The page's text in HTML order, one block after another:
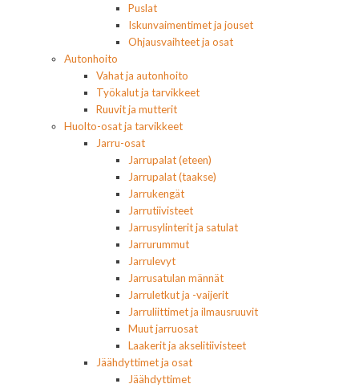
Puslat
Iskunvaimentimet ja jouset
Ohjausvaihteet ja osat
Autonhoito
Vahat ja autonhoito
Työkalut ja tarvikkeet
Ruuvit ja mutterit
Huolto-osat ja tarvikkeet
Jarru-osat
Jarrupalat (eteen)
Jarrupalat (taakse)
Jarrukengät
Jarrutiivisteet
Jarrusylinterit ja satulat
Jarrurummut
Jarrulevyt
Jarrusatulan männät
Jarruletkut ja -vaijerit
Jarruliittimet ja ilmausruuvit
Muut jarruosat
Laakerit ja akselitiivisteet
Jäähdyttimet ja osat
Jäähdyttimet